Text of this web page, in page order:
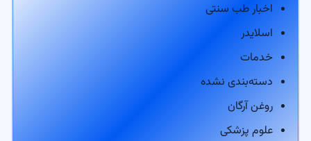
اخبار طب سنتی
اسلایدر
خدمات
دسته‌بندی نشده
روغن آرگان
علوم پزشکی